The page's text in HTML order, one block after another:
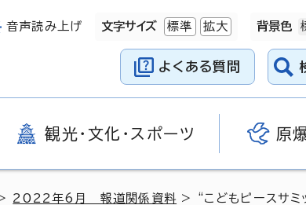
音声読み上げ 文字サイズ 標準 拡大 背景色
よくある質問
観光・文化・スポーツ 原
2022年6月 報道関係資料 > “こどもピースサ